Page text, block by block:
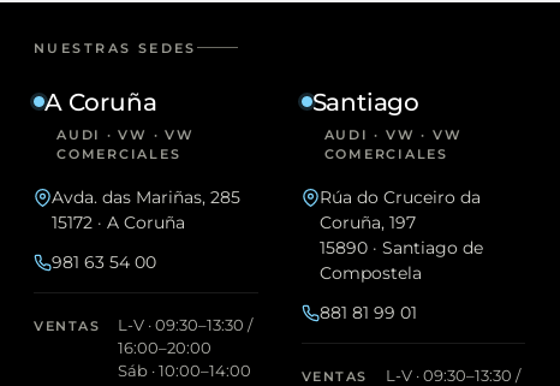
NUESTRAS SEDES
A Coruña
AUDI · VW · VW
COMERCIALES
Avda. das Mariñas, 285
15172 · A Coruña
981 63 54 00
VENTAS
L-V · 09:30–13:30 /
16:00–20:00
Sáb · 10:00–14:00
Santiago
AUDI · VW · VW
COMERCIALES
Rúa do Cruceiro da
Coruña, 197
15890 · Santiago de
Compostela
881 81 99 01
VENTAS
L-V · 09:30–13:30 /